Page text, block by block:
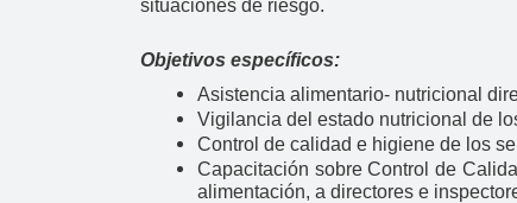
situaciones de riesgo.
Objetivos específicos:
Asistencia alimentario- nutricional
Vigilancia del estado nutricional de
Control de calidad e higiene de los
Capacitación sobre Control de
alimentación, a directores e